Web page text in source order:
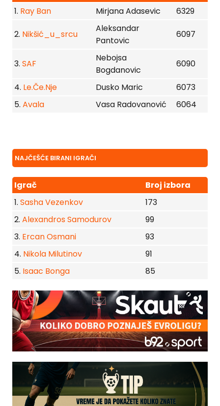
1. Ray Ban Mirjana Adasevic 6329
2. Nikšić_u_srcu
Aleksandar
Pantovic
6097
3. SAF
Nebojsa
Bogdanovic
6090
4. Le.Če.Nje Dusko Maric
6073
5. Avala Vasa Radovanović 6064
NAJČEŠĆE BIRANI IGRAČI
Igrač
Broj izbora
1. Sasha Vezenkov
173
2. Alexandros Samodurov
99
3. Ercan Osmani
93
4. Nikola Milutinov
91
5. Isaac Bonga 85